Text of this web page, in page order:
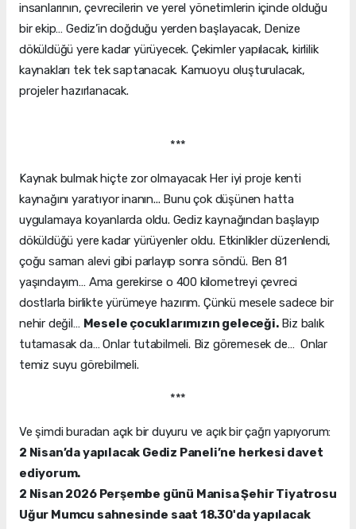
insanlarının, çevrecilerin ve yerel yönetimlerin içinde olduğu
bir ekip… Gediz’in doğduğu yerden başlayacak, Denize
döküldüğü yere kadar yürüyecek. Çekimler yapılacak, kirlilik
kaynakları tek tek saptanacak. Kamuoyu oluşturulacak,
projeler hazırlanacak.
***
Kaynak bulmak hiçte zor olmayacak Her iyi proje kenti
kaynağını yaratıyor inanın... Bunu çok düşünen hatta
uygulamaya koyanlarda oldu. Gediz kaynağından başlayıp
döküldüğü yere kadar yürüyenler oldu. Etkinlikler düzenlendi,
çoğu saman alevi gibi parlayıp sonra söndü. Ben 81
yaşındayım… Ama gerekirse o 400 kilometreyi çevreci
dostlarla birlikte yürümeye hazırım. Çünkü mesele sadece bir
nehir değil… Mesele çocuklarımızın geleceği.Biz balık
tutamasak da… Onlar tutabilmeli. Biz göremesek de… Onlar
temiz suyu görebilmeli.
***
Ve şimdi buradan açık bir duyuru ve açık bir çağrı yapıyorum:
2 Nisan’da yapılacak Gediz Paneli’ne herkesi davet
ediyorum.
2 Nisan 2026 Perşembe günü Manisa Şehir Tiyatrosu
Uğur Mumcu sahnesinde saat 18.30'da yapılacak